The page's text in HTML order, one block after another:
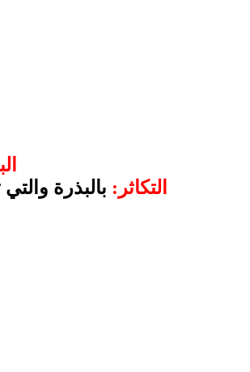
التكاثر: بالبذرة